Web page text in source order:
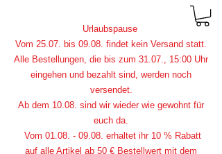
Urlaubspause
Vom 25.07. bis 09.08. findet kein Versand statt.
Alle Bestellungen, die bis zum 31.07., 15:00 Uhr
eingehen und bezahlt sind, werden noch
versendet.
Ab dem 10.08. sind wir wieder wie gewohnt für
euch da.
Vom 01.08. - 09.08. erhaltet ihr 10 % Rabatt
auf alle Artikel ab 50 € Bestellwert mit dem